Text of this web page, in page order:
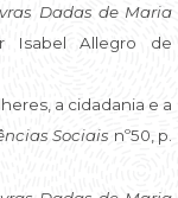
Dadas de Maria
Isabel Allegro de
a cidadania e a
Sociais nº50, p.